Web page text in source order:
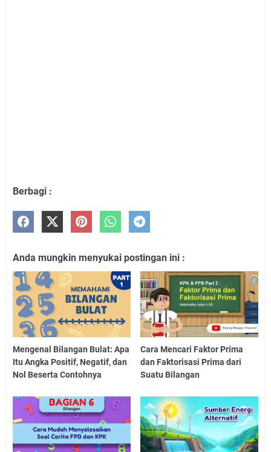
Berbagi :
Anda mungkin menyukai postingan ini :
Mengenal Bilangan Bulat: Apa
Itu Angka Positif, Negatif, dan
Nol Beserta Contohnya
Cara Mencari Faktor Prima
dan Faktorisasi Prima dari
Suatu Bilangan